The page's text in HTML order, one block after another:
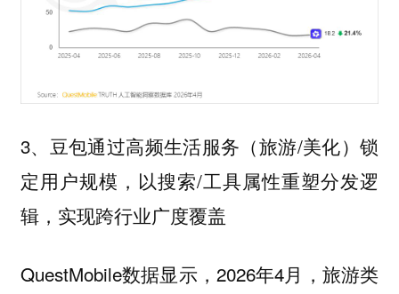
3、豆包通过高频生活服务（旅游/美化）锁
定用户规模，以搜索/工具属性重塑分发逻
辑，实现跨行业广度覆盖
QuestMobile数据显示，2026年4月，旅游类